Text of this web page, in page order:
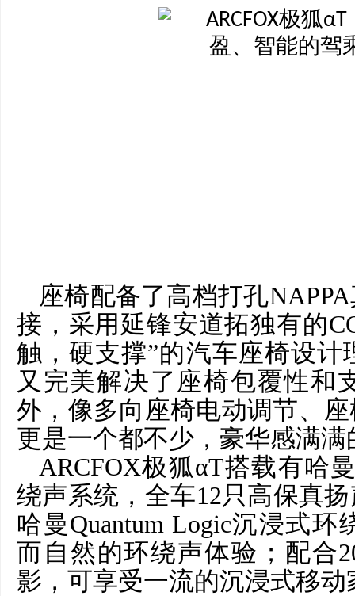
座椅配备了高档打孔
接，采用延锋安道拓独有的
触，硬支撑”的汽车座椅设
又完美解决了座椅包覆性和
外，像多向座椅电动调节、
更是一个都不少，豪华感满
ARCFOX极狐αT搭载有哈
绕声系统，全车12只高保真
哈曼Quantum Logic沉浸式
而自然的环绕声体验；配合
影，可享受一流的沉浸式移